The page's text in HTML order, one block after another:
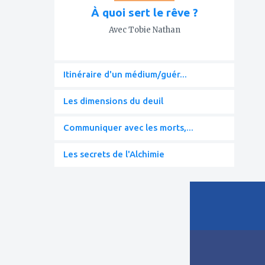
À quoi sert le rêve ?
Avec Tobie Nathan
Itinéraire d'un médium/guér...
Les dimensions du deuil
Communiquer avec les morts,...
Les secrets de l'Alchimie